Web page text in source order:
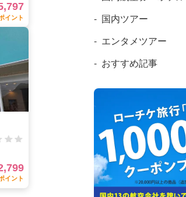
国内ツアー
エンタメツアー
おすすめ記事